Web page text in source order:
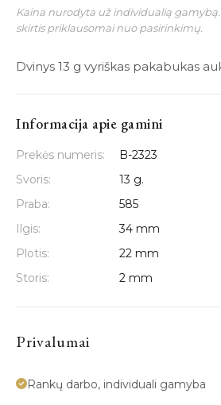
Kaina nurodyta už individualią
skirtis priklausomai nuo pasirinkimų.
Dvinys 13 g vyriškas pakabukas
Informacija apie gamini
Prekės numeris:
B-2323
Svoris:
13 g.
Praba:
585
Ilgis:
34 mm
Plotis:
22 mm
Storis:
2 mm
Privalumai
Rankų darbo, individuali gamyba